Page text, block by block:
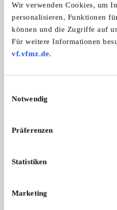
Wir verwenden Cookies, um
personalisieren, Funktionen
können und die Zugriffe auf
Für weitere Informationen
vf.vfmz.de.
Notwendig
Präferenzen
Statistiken
Marketing
Automarken:
Tatra
Branchenbuch-Eintrag
Sie vertreten dieses